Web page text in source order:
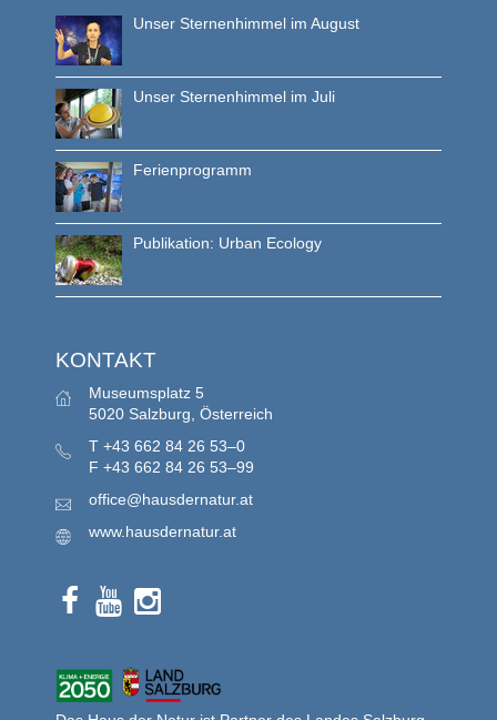
Unser Sternenhimmel im August
Unser Sternenhimmel im Juli
Ferienprogramm
Publikation: Urban Ecology
KONTAKT
Museumsplatz 5
5020 Salzburg, Österreich
T +43 662 84 26 53–0
F +43 662 84 26 53–99
office@hausdernatur.at
www.hausdernatur.at